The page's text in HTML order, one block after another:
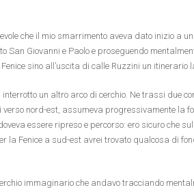
che il mio smarrimento aveva dato inizio a
San Giovanni e Paolo e proseguendo
sino all’uscita di calle Ruzzini un itinerario
un altro arco di cerchio. Ne trassi due
nord-est, assumeva progressivamente la
essere ripreso e percorso: ero sicuro che
la Fenice a sud-est avrei trovato qualcosa di
immaginario che andavo tracciando